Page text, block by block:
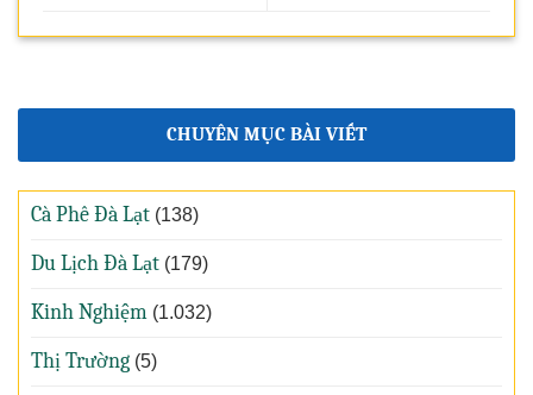
CHUYÊN MỤC BÀI VIẾT
Cà Phê Đà Lạt (138)
Du Lịch Đà Lạt (179)
Kinh Nghiệm (1.032)
Thị Trường (5)